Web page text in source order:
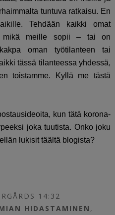
tuntuva ratkaisu. En
Tehdään kaikki omat
mikä meille sopii – tai on
oman työtilanteen tai
tässä tilanteessa yhdessä,
toistamme. Kyllä me tästä
kun tätä korona-
joka tuutista. Onko joku
lukisit täältä blogista?
14:32
HIDASTAMINEN ,